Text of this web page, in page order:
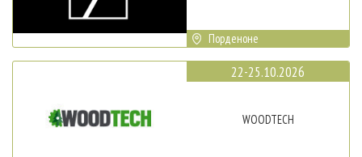
Порденоне
22-25.10.2026
WOODTECH